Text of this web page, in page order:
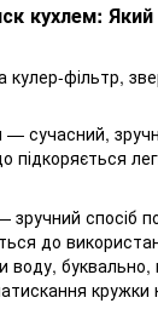
кухлем: Який
фільтр,
— сучасний,
підкоряється
спосіб
до
воду, буквально,
кружки